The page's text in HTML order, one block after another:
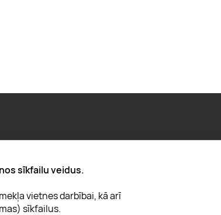
sīkfailu veidus.
vietnes darbībai, kā arī
sīkfailus.
Par "Lieliska dāvana"